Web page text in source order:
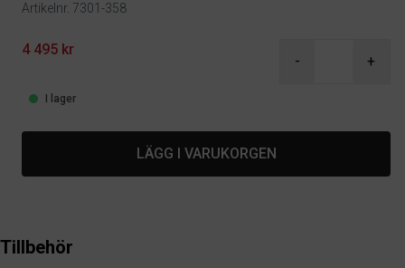
Artikelnr. 7301-358
Product information
4 495 kr
- +
I lager
LÄGG I VARUKORGEN
Tillbehör